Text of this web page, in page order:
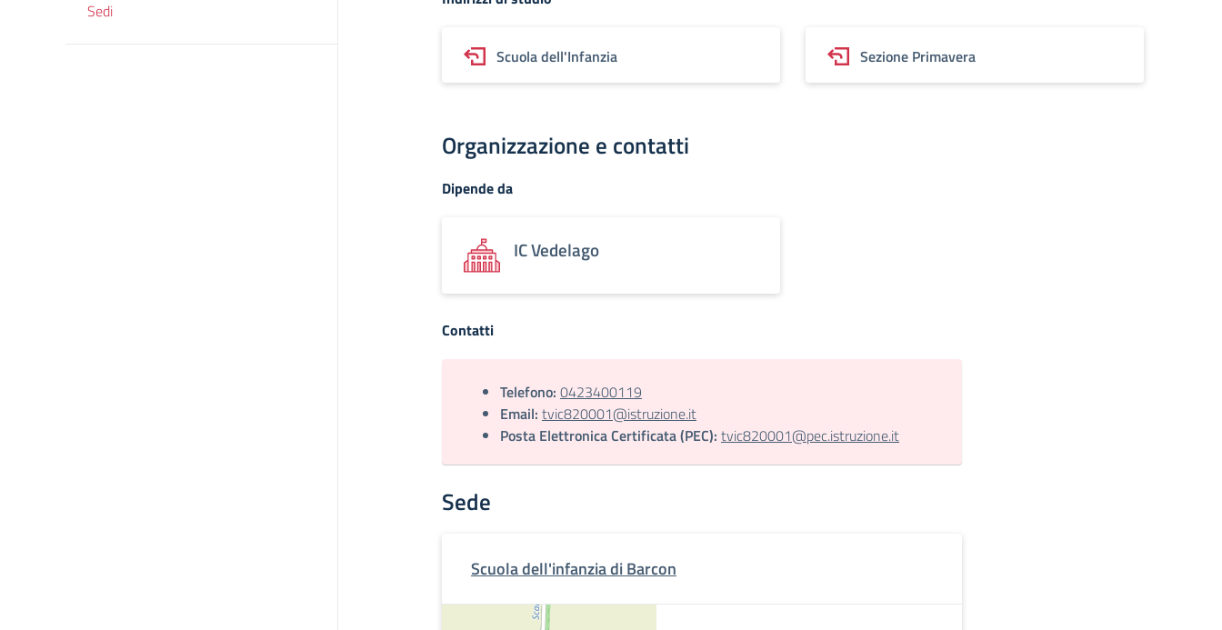
Sedi
Scuola dell'Infanzia Sezione Primavera
Organizzazione e contatti
Dipende da
IC Vedelago
Contatti
Telefono: 0423400119
Email: tvic820001@istruzione.it
Posta Elettronica Certificata (PEC): tvic820001@pec.istruzione.it
Sede
Scuola dell'infanzia di Barcon